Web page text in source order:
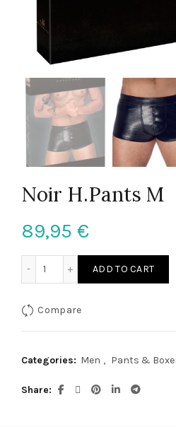
Noir H.Pants M
89,95 €
ADD TO CART
Compare
Categories: Men , Pants &
Share